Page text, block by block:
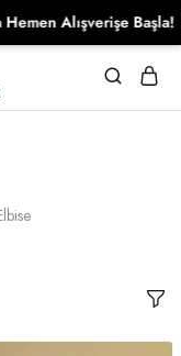
Alışverişe Başla!